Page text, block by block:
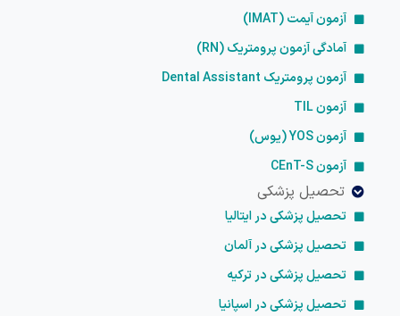
آزمون آیمت (IMAT)
آمادگی آزمون پرومتریک (RN)
آزمون پرومتریک Dental Assistant
آزمون TIL
آزمون YOS (یوس)
آزمون CEnT-S
تحصیل پزشکی
تحصیل پزشکی در ایتالیا
تحصیل پزشکی در آلمان
تحصیل پزشکی در ترکیه
تحصیل پزشکی در اسپانیا